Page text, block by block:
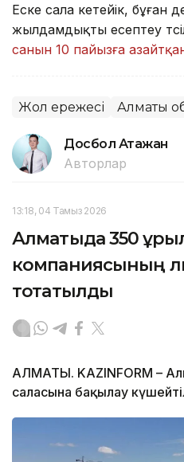
Еске сала кетейік, бұған
жылдамдықты есептеу
санын 10 пайызға
Жол ережесі Алматы
Досбол Атажан
Авторлар
13:18, 04 Тамыз 2026
Алматыда 350
компаниясының
тоқтатылды
АЛМАТЫ. KAZINFORM –
саласына бақылау